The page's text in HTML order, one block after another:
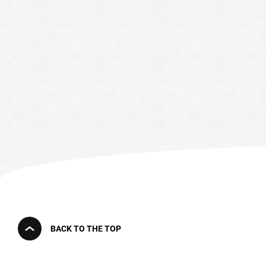
BACK TO THE TOP